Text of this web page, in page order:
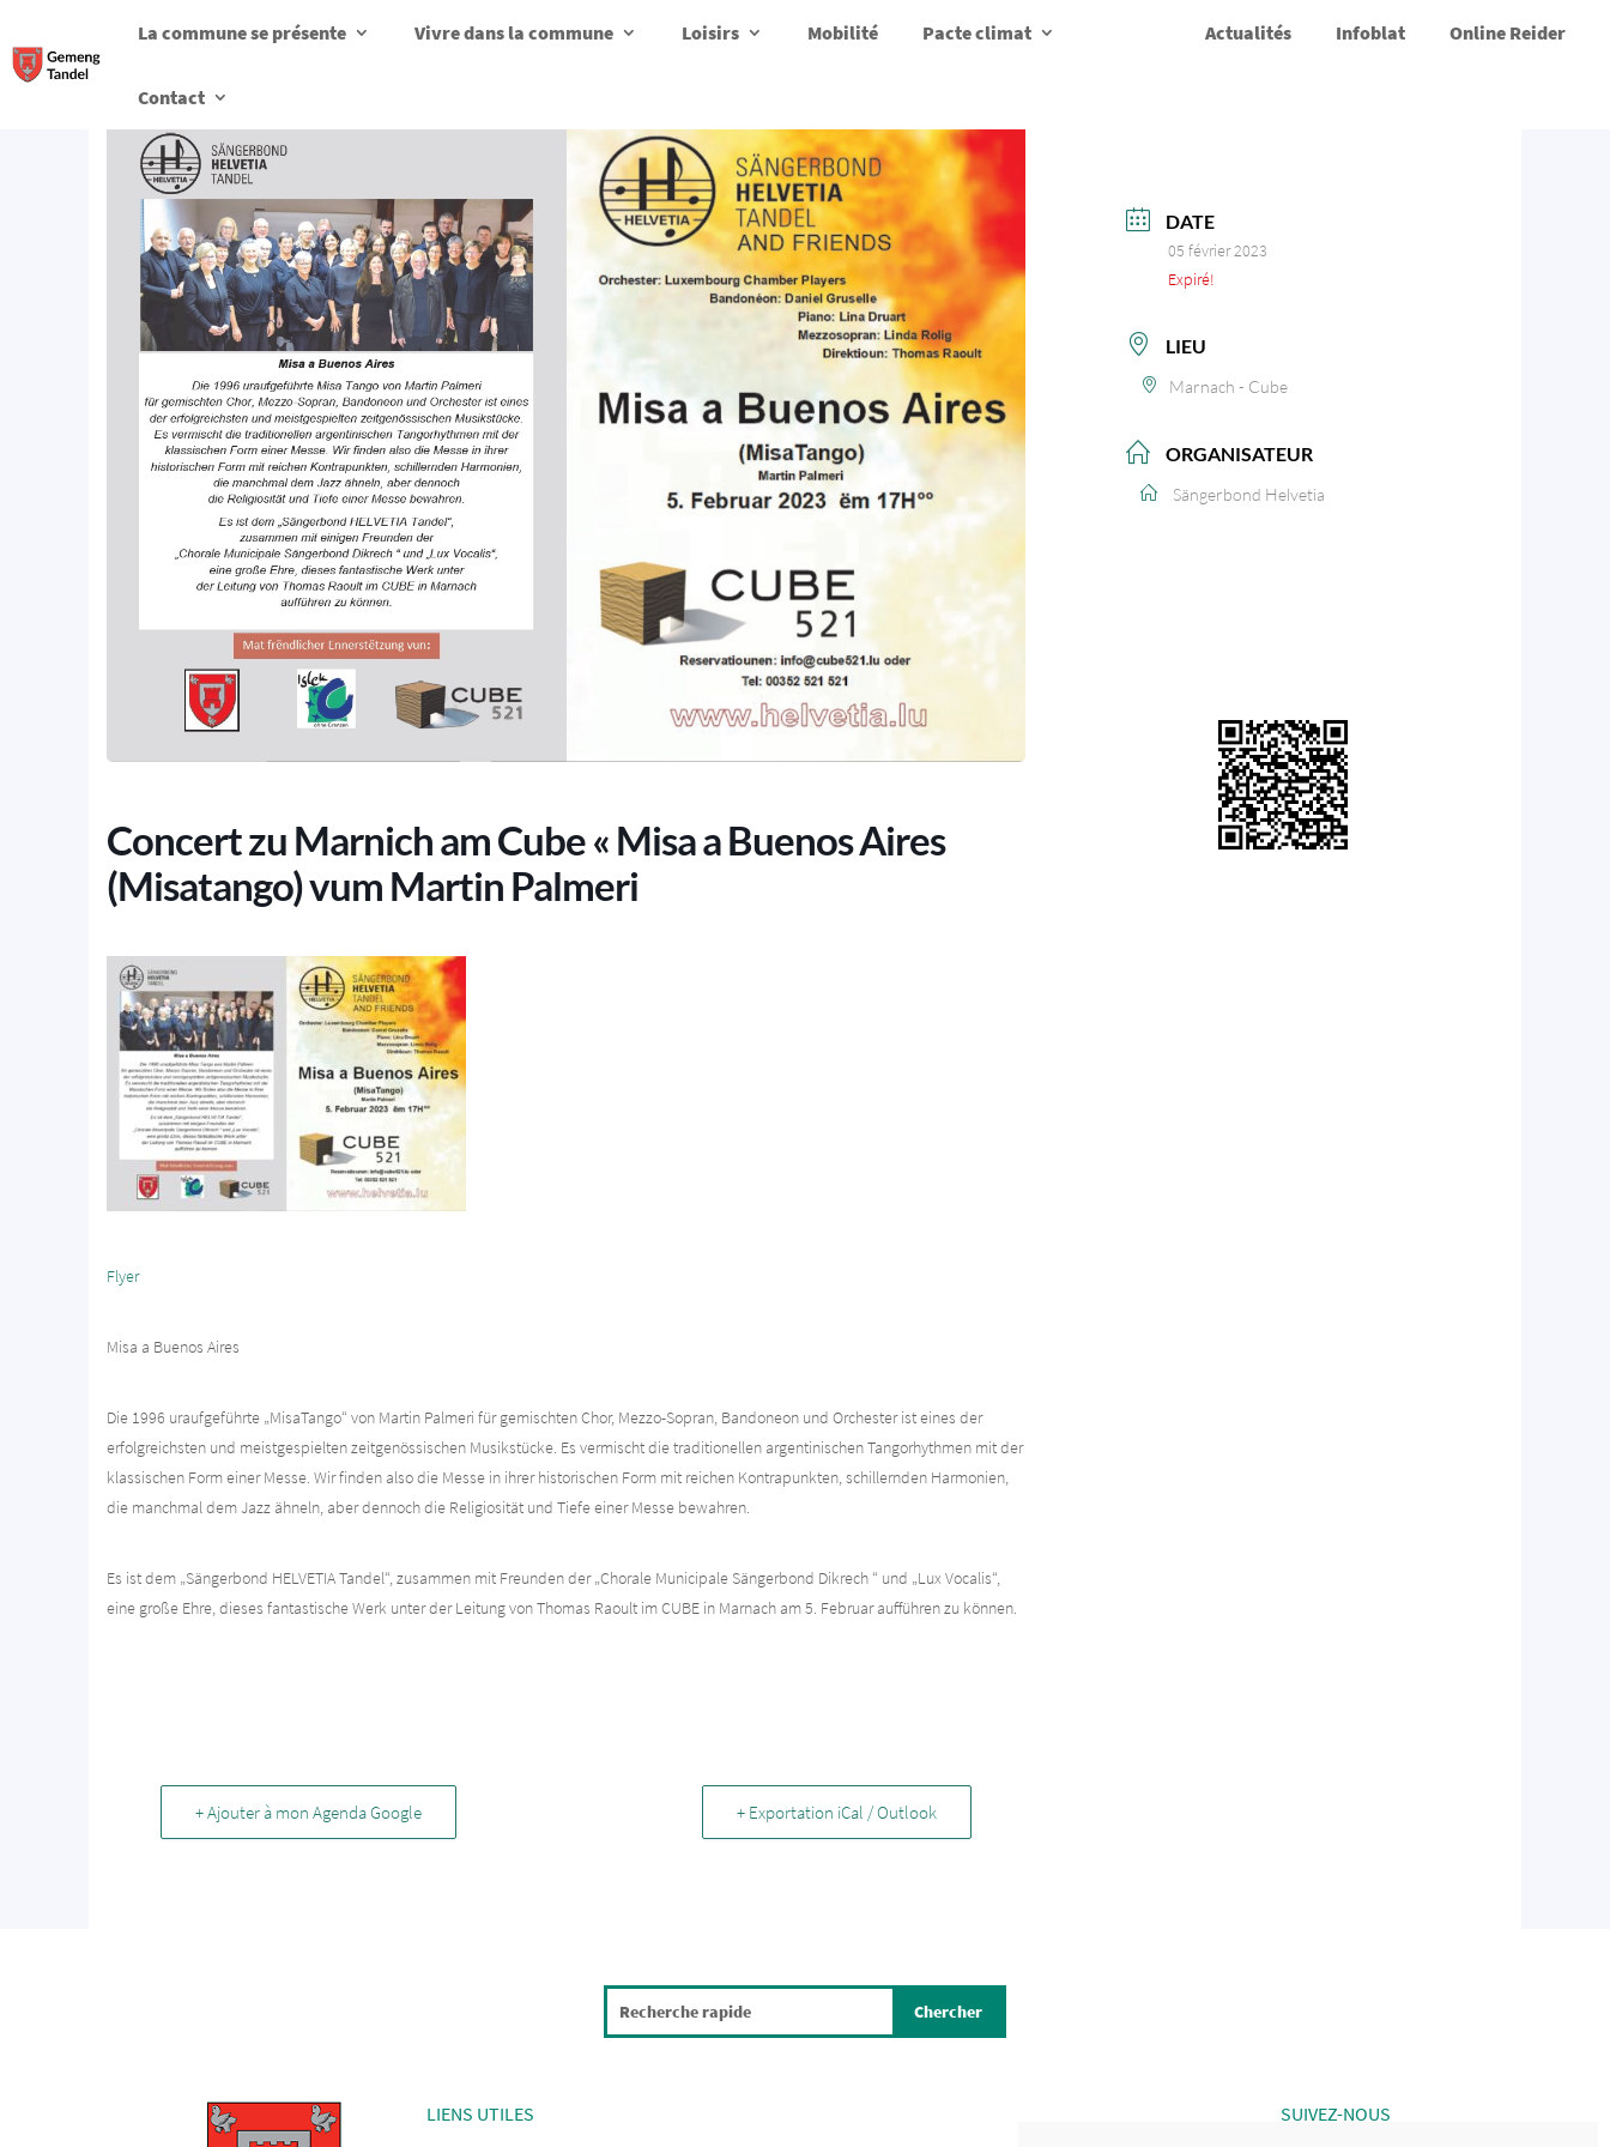
La commune se présente Vivre dans la commune Loisirs Mobilité Pacte climat Actualités Infoblat Online Reider
Contact
Concert zu Marnich am Cube « Misa a Buenos Aires
(Misatango) vum Martin Palmeri
Flyer
Misa a Buenos Aires
Die 1996 uraufgeführte „MisaTango“ von Martin Palmeri für gemischten Chor, Mezzo-Sopran, Bandoneon und Orchester ist eines der
erfolgreichsten und meistgespielten zeitgenössischen Musikstücke. Es vermischt die traditionellen argentinischen Tangorhythmen mit der
klassischen Form einer Messe. Wir finden also die Messe in ihrer historischen Form mit reichen Kontrapunkten, schillernden Harmonien,
die manchmal dem Jazz ähneln, aber dennoch die Religiosität und Tiefe einer Messe bewahren.
Es ist dem „Sängerbond HELVETIA Tandel“, zusammen mit Freunden der „Chorale Municipale Sängerbond Dikrech “ und „Lux Vocalis“,
eine große Ehre, dieses fantastische Werk unter der Leitung von Thomas Raoult im CUBE in Marnach am 5. Februar aufführen zu können.
+ Ajouter à mon Agenda Google + Exportation iCal / Outlook
DATE
05 février 2023
Expiré!
LIEU
Marnach - Cube
ORGANISATEUR
Sängerbond Helvetia
LIENS UTILES SUIVEZ-NOUS